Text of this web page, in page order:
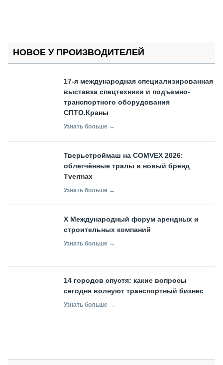
НОВОЕ У ПРОИЗВОДИТЕЛЕЙ
17-я международная специализированная
выставка спецтехники и подъемно-
транспортного оборудования
СПТО.Краны
Узнать больше →
Тверьстроймаш на COMVEX 2026:
облегчённые тралы и новый бренд
Tvermax
Узнать больше →
X Международный форум арендных и
строительных компаний
Узнать больше →
14 городов спустя: какие вопросы
сегодня волнуют транспортный бизнес
Узнать больше →